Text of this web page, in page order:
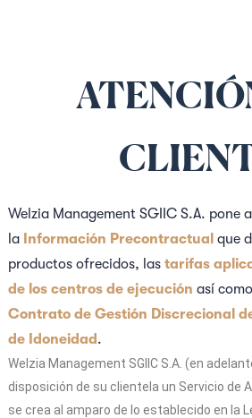
Welzia Management SGIIC S.A. pone
la Información Precontractual que
productos ofrecidos, las tarifas
de los centros de ejecución así
Contrato de Gestión Discrecional
de Idoneidad .
Welzia Management SGIIC S.A. (en
disposición de su clientela un Servicio de
se crea al amparo de lo establecido en la